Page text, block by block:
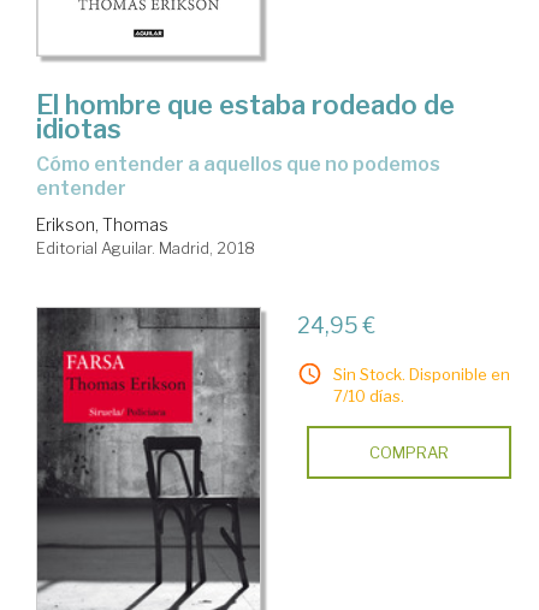
El hombre que estaba rodeado de
idiotas
cómo entender a aquellos que no podemos
entender
Erikson, Thomas
Editorial Aguilar. Madrid, 2018
24,95 €
Sin Stock. Disponible en
7/10 días.
COMPRAR